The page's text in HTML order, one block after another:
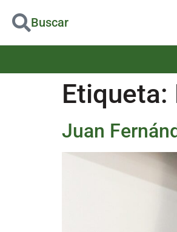
Buscar
Etiqueta:
Juan